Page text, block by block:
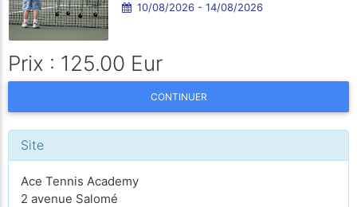
10/08/2026 - 14/08/2026
Prix : 125.00 Eur
CONTINUER
Site
Ace Tennis Academy
2 avenue Salomé